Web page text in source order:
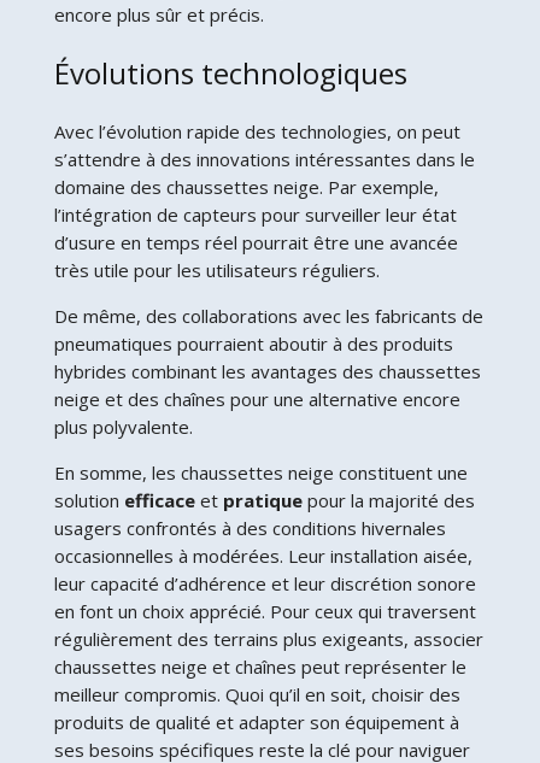
encore plus sûr et précis.
Évolutions technologiques
Avec l’évolution rapide des technologies, on peut
s’attendre à des innovations intéressantes dans le
domaine des chaussettes neige. Par exemple,
l’intégration de capteurs pour surveiller leur état
d’usure en temps réel pourrait être une avancée
très utile pour les utilisateurs réguliers.
De même, des collaborations avec les fabricants de
pneumatiques pourraient aboutir à des produits
hybrides combinant les avantages des chaussettes
neige et des chaînes pour une alternative encore
plus polyvalente.
En somme, les chaussettes neige constituent une
solution efficaceet pratiquepour la majorité des
usagers confrontés à des conditions hivernales
occasionnelles à modérées. Leur installation aisée,
leur capacité d’adhérence et leur discrétion sonore
en font un choix apprécié. Pour ceux qui traversent
régulièrement des terrains plus exigeants, associer
chaussettes neige et chaînes peut représenter le
meilleur compromis. Quoi qu’il en soit, choisir des
produits de qualité et adapter son équipement à
ses besoins spécifiques reste la clé pour naviguer